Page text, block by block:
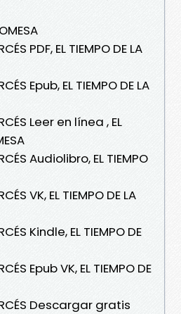
PDF, EL TIEMPO DE LA
Epub, EL TIEMPO DE LA
Leer en línea , EL
Audiolibro, EL TIEMPO
VK, EL TIEMPO DE LA
Kindle, EL TIEMPO DE
Epub VK, EL TIEMPO DE
Descargar gratis